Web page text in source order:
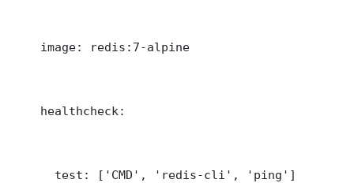
    image: redis:7-alpine
    healthcheck:
      test: ['CMD', 'redis-cli', 'ping']